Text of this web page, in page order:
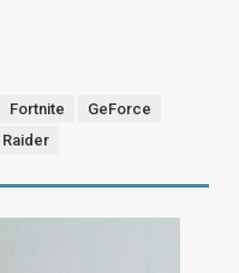
Fortnite
GeForce